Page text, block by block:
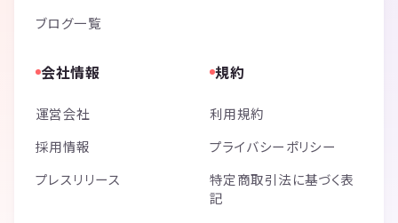
ブログ一覧
会社情報
運営会社
採用情報
プレスリリース
規約
利用規約
プライバシーポリシー
特定商取引法に基づく表
記